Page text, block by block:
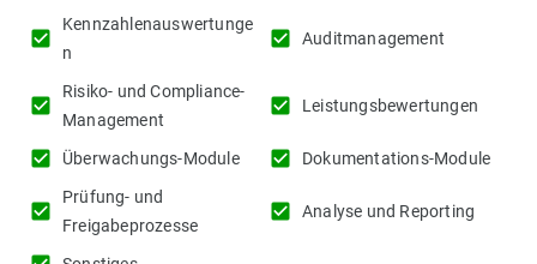
check_box
Kennzahlenauswertunge
n
check_box Auditmanagement
check_box
Risiko- und Compliance-
Management
check_box Leistungsbewertungen
check_box Überwachungs-Module check_box Dokumentations-Module
check_box
Prüfung- und
Freigabeprozesse
check_box Analyse und Reporting